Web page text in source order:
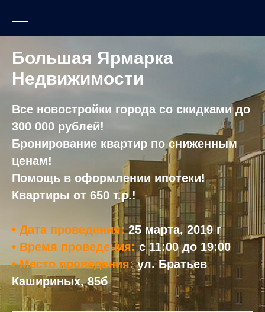
Большая Ярмарка
Недвижимости
Все новостройки города со скидками до
300 000 рублей!
Бронирование квартир по сниженным
ценам!
Помощь в оформлении ипотеки!
Квартиры от 650 т.р.!
• Дата проведения:25 марта, 2019 г
• Время проведения:с 11:00 до 19:00
• Место проведения: ул. Братьев
Кашириных, 85б